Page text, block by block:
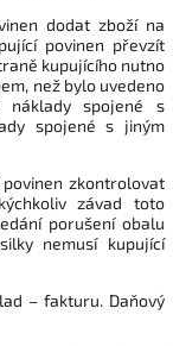
dodat zboží na
povinen převzít
kupujícího nutno
než bylo uvedeno
náklady spojené s
spojené s jiným
zkontrolovat
závad toto
porušení obalu
nemusí kupující
– fakturu. Daňový